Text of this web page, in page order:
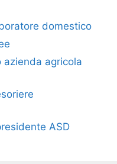
domestico​​​
azienda agricola
ASD​​